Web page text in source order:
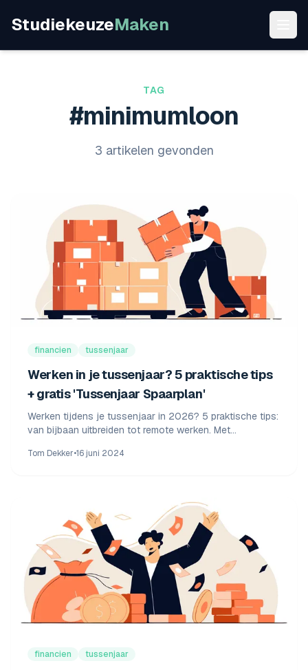
StudiekeuzeMaken
TAG
#minimumloon
3 artikelen gevonden
financien tussenjaar
Werken in je tussenjaar? 5 praktische tips
+ gratis 'Tussenjaar Spaarplan'
Werken tijdens je tussenjaar in 2026? 5 praktische tips:
van bijbaan uitbreiden tot remote werken. Met
Tom Dekker•16 juni 2024
financien tussenjaar